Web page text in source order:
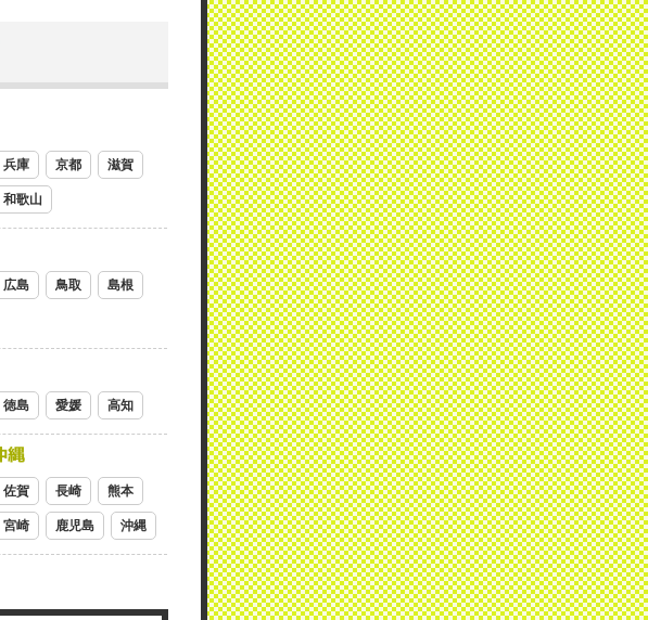
兵庫 京都 滋賀
和歌山
広島 鳥取 島根
徳島 愛媛 高知
縄
佐賀 長崎 熊本
宮崎 鹿児島 沖縄